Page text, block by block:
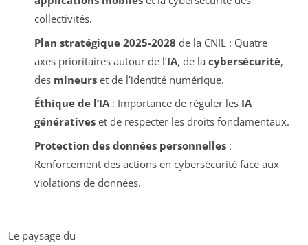
collectivités.
Plan stratégique 2025-2028 de la CNIL : Quatre
axes prioritaires autour de l’IA, de la cybersécurité,
des mineurset de l’identité numérique.
Éthique de l’IA: Importance de réguler les IA
générativeset de respecter les droits fondamentaux.
Protection des données personnelles:
Renforcement des actions en cybersécurité face aux
violations de données.
Le paysage du